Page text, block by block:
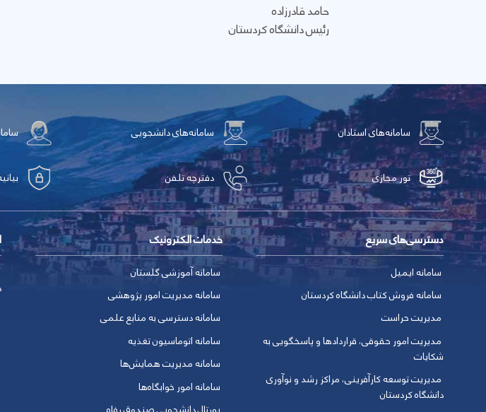
حامد قادرزاده
رئیس دانشگاە کردستان
سامانه‌های استادان سامانه‌های دانشجویی
تور مجازی دفترچه تلفن
دسترسی‌های سریع
سامانه ایمیل
سامانه فروش کتاب دانشگاه کردستان
مدیریت حراست
مدیریت امور حقوقی، قراردادها و پاسخگویی به
شکایات
مدیریت توسعه کارآفرینی، مراکز رشد و نوآوری
دانشگاه کردستان
خدمات الکترونیک
سامانه آموزشی گلستان
سامانه مدیریت امور پژوهشی
سامانه دسترسی به منابع علمی
سامانه اتوماسیون تغذیه
سامانه مدیریت همایش‌ها
سامانه امور خوابگاه‌ها